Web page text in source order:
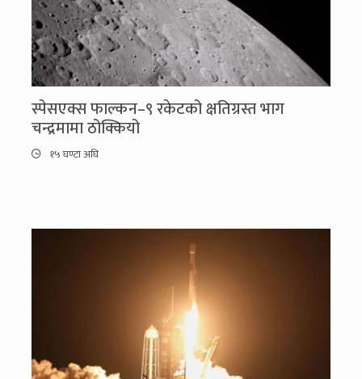
स्पेसएक्स फाल्कन–९ रकेटको क्षतिग्रस्त भाग
चन्द्रमामा ठोक्कियो
१५ घण्टा अघि